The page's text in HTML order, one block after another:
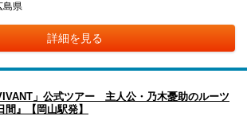
島県
詳細を見る
」公式ツアー 主人公・乃木憂助のルーツ
』【岡山駅発】